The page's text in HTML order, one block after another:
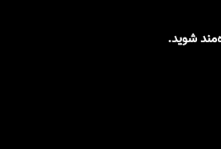
شوید.